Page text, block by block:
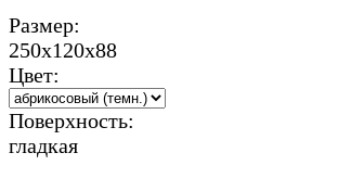
Размер:
250х120х88
Цвет:
Поверхность:
гладкая